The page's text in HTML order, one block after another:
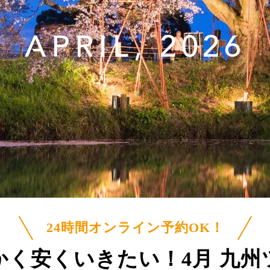
APRIL, 2026
24時間オンライン予約OK！
く安くいきたい！ 4月 九州